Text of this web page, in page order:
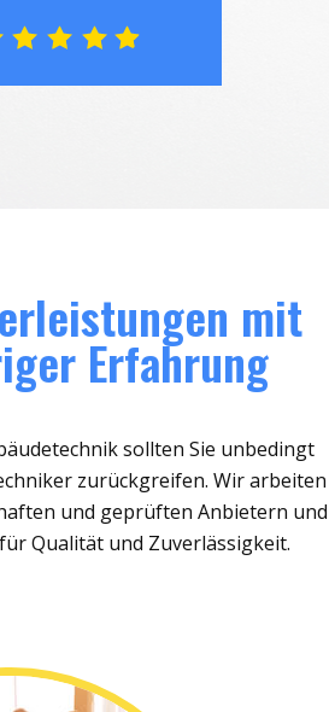
mit
Erfahrung
sollten Sie unbedingt
zurückgreifen. Wir arbeiten
und geprüften Anbietern und
Qualität und Zuverlässigkeit.